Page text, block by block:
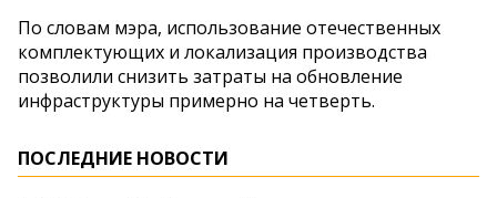
По словам мэра, использование отечественных
комплектующих и локализация производства
позволили снизить затраты на обновление
инфраструктуры примерно на четверть.
ПОСЛЕДНИЕ НОВОСТИ